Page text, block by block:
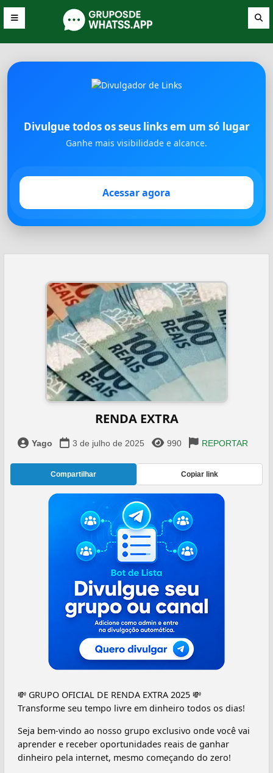
Divulgue todos os seus links em um só lugar
Ganhe mais visibilidade e alcance.
Acessar agora
RENDA EXTRA
Yago 3 de julho de 2025 990 REPORTAR
Compartilhar Copiar link
💸 GRUPO OFICIAL DE RENDA EXTRA 2025 💸
Transforme seu tempo livre em dinheiro todos os dias!
Seja bem-vindo ao nosso grupo exclusivo onde você vai
aprender e receber oportunidades reais de ganhar
dinheiro pela internet, mesmo começando do zero!